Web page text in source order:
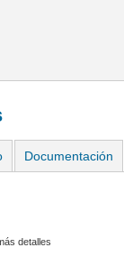
Documentación
detalles